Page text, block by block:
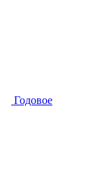
Годовое